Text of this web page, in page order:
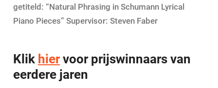
getiteld: “Natural Phrasing in Schumann Lyrical
Piano Pieces” Supervisor: Steven Faber
Klik hiervoor prijswinnaars van
eerdere jaren